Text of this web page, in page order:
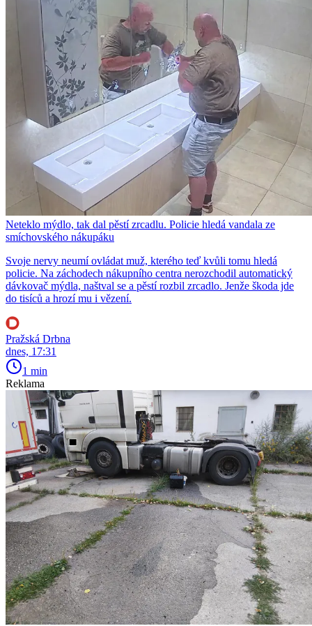
Neteklo mýdlo, tak dal pěstí zrcadlu. Policie hledá vandala ze
smíchovského nákupáku
Svoje nervy neumí ovládat muž, kterého teď kvůli tomu hledá
policie. Na záchodech nákupního centra nerozchodil automatický
dávkovač mýdla, naštval se a pěstí rozbil zrcadlo. Jenže škoda jde
do tisíců a hrozí mu i vězení.
Pražská Drbna
dnes, 17:31
1 min
Reklama